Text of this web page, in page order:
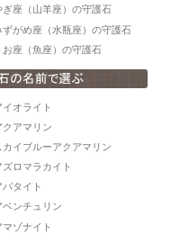
ぎ座（山羊座）の守護石
ずがめ座（水瓶座）の守護石
お座（魚座）の守護石
イオライト
クアマリン
カイブルーアクアマリン
ズロマラカイト
パタイト
ベンチュリン
マゾナイト